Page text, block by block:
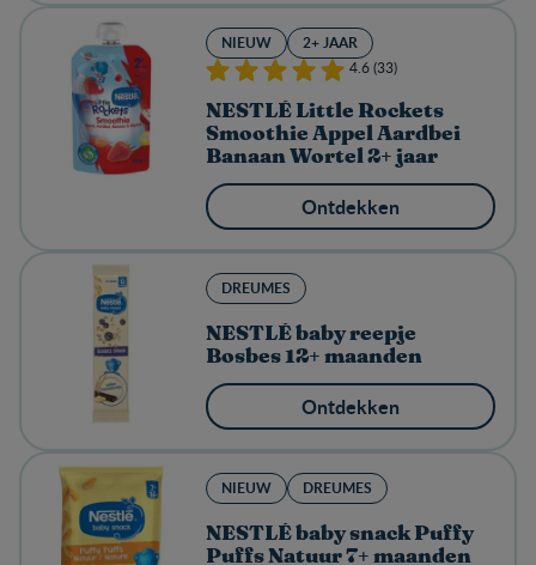
NIEUW 2+ JAAR
4.6 (33)
NESTLÉ Little Rockets
Smoothie Appel Aardbei
Banaan Wortel 2+ jaar
Ontdekken
DREUMES
NESTLÉ baby reepje
Bosbes 12+ maanden
Ontdekken
NIEUW DREUMES
NESTLÉ baby snack Puffy
Puffs Natuur 7+ maanden